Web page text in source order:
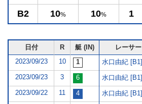
B2
10% 10% 1
日付 R 艇 (IN) レーサー
2023/09/23
10 水口由紀 [B1]
2023/09/23 3 水口由紀 [B1]
2023/09/22 11 水口由紀 [B1]